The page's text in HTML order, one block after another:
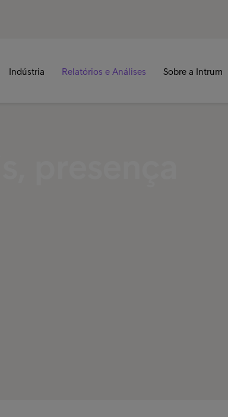
Indústria Relatórios e Análises Sobre a Intrum